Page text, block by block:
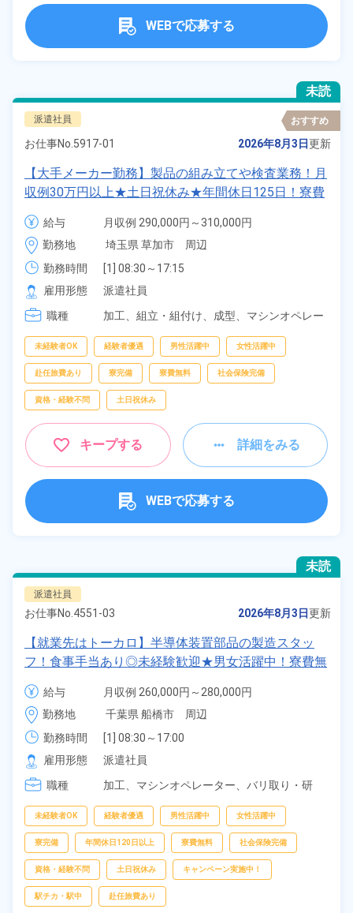
WEBで応募する
未読
派遣社員 おすすめ
お仕事No. 5917-01 2026年8月3日更新
【大手メーカー勤務】製品の組み立てや検査業務！月
収例30万円以上★土日祝休み★年間休日125日！寮費
無料★備品付きワンルーム寮完備★赴任旅費会社負担
◎自社正社員登用制度あり★就業先食堂利用可◎《埼
玉県草加市》
給与
月収例 290,000円～310,000円
時給 1,550円～1,550円
勤務地
埼玉県 草加市　周辺
勤務時間
[1] 08:30～17:15
[2] 17:15～02:00
[3] 06:00～14:45
[4] 14:45～23:30
雇用形態
派遣社員
職種
加工、 組立・組付け、 成型、 マシンオペレー
未経験者OK 経験者優遇 男性活躍中 女性活躍中
赴任旅費あり 寮完備 寮費無料 社会保険完備
資格・経験不問 土日祝休み
キープする 詳細をみる
WEBで応募する
未読
派遣社員
お仕事No. 4551-03 2026年8月3日更新
【就業先はトーカロ】半導体装置部品の製造スタッ
フ！食事手当あり◎未経験歓迎★男女活躍中！寮費無
料！土日祝休み×年間休日120日！正社員登用制度あ
り！社会保険完備◎格安食堂利用可★最寄り駅から徒
歩圏内◎《千葉県船橋市》
給与
月収例 260,000円～280,000円
時給 1,350円～1,350円
勤務地
千葉県 船橋市　周辺
勤務時間
[1] 08:30～17:00
[2] 07:30～16:00
[3] 13:00～21:30
[4] 20:00～04:30
雇用形態
派遣社員
職種
加工、 マシンオペレーター、 バリ取り・研
未経験者OK 経験者優遇 男性活躍中 女性活躍中
寮完備 年間休日120日以上 寮費無料 社会保険完備
資格・経験不問 土日祝休み キャンペーン実施中！
駅チカ・駅中 赴任旅費あり